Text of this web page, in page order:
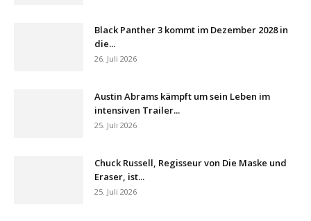
Black Panther 3 kommt im Dezember 2028 in
die...
26. Juli 2026
Austin Abrams kämpft um sein Leben im
intensiven Trailer...
25. Juli 2026
Chuck Russell, Regisseur von Die Maske und
Eraser, ist...
25. Juli 2026